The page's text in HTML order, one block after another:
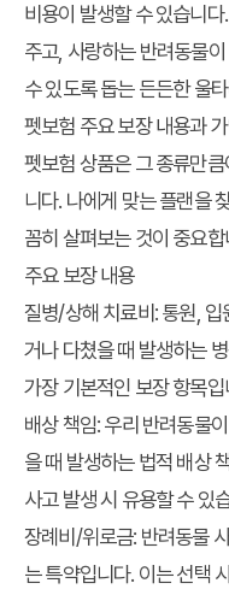
비용이 발생할 수 있습니
주고, 사랑하는 반려동물
수 있도록 돕는 든든한 울
펫보험 주요 보장 내용과
펫보험 상품은 그 종류만
니다. 나에게 맞는 플랜을
꼼히 살펴보는 것이 중요합
주요 보장 내용
질병/상해 치료비:통원, 입
거나 다쳤을 때 발생하는
가장 기본적인 보장 항목입
배상 책임:우리 반려동물
을 때 발생하는 법적 배상
사고 발생 시 유용할 수 있
장례비/위로금: 반려동물
는 특약입니다. 이는 선택